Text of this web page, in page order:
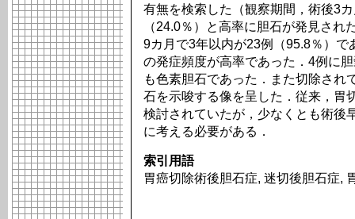
有無を検索した（観察期間，術後3
（24.0％）と高率に胆石が発見さ
9カ月で3年以内が23例（95.8％）
の発症頻度が高率であった．4例に
も色素胆石であった．また切除され
石を示唆する像を呈した．従来，胃
検討されていたが，少なくとも術後
に考える必要がある．
索引用語
胃癌切除術後胆石症, 迷切後胆石症,